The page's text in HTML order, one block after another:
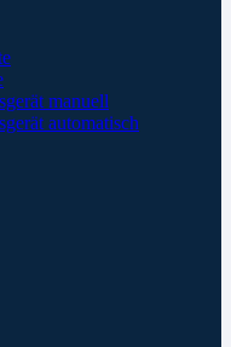
manuell
automatisch